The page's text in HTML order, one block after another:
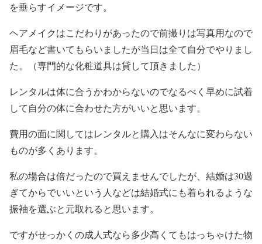
を垂らすイメージです。
ヘアメイクはこだわりがあったので前撮りは写真用なので
眉毛など書いてもらいましたが当日は全て自分でやりまし
た。（専門的な化粧道具は貸して頂きました）
レンタルは体に合うかわからないのでなるべく早めに試着
して自分の体に合わせた方がいいと思います。
費用の面に関してはレンタルと購入はそんなに変わらない
ものが多くあります。
私の場合は倍だったので買えませんでしたが、結婚は30過
ぎてからでいいという人などは結婚式にも着られるような
振袖を選ぶと元取れると思います。
ですがせっかくの成人式なら多少高くてもはっちゃけた物